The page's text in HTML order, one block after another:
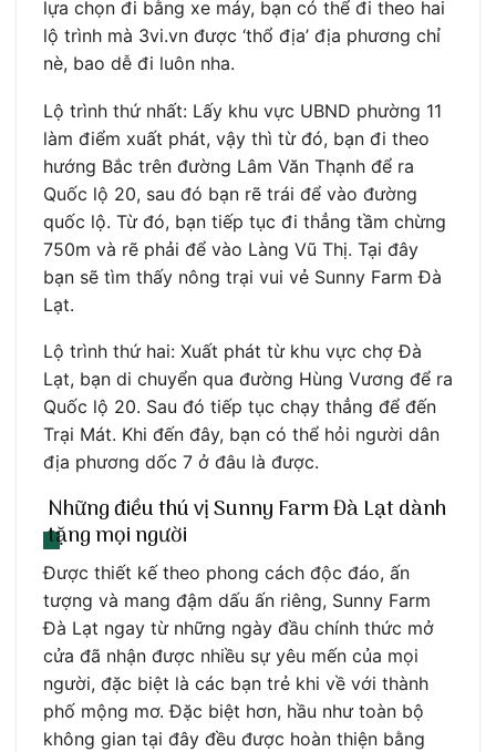
lựa chọn đi bằng xe máy, bạn có thể đi theo hai
lộ trình mà 3vi.vn được ‘thổ địa’ địa phương chỉ
nè, bao dễ đi luôn nha.
Lộ trình thứ nhất: Lấy khu vực UBND phường 11
làm điểm xuất phát, vậy thì từ đó, bạn đi theo
hướng Bắc trên đường Lâm Văn Thạnh để ra
Quốc lộ 20, sau đó bạn rẽ trái để vào đường
quốc lộ. Từ đó, bạn tiếp tục đi thẳng tầm chừng
750m và rẽ phải để vào Làng Vũ Thị. Tại đây
bạn sẽ tìm thấy nông trại vui vẻ Sunny Farm Đà
Lạt.
Lộ trình thứ hai: Xuất phát từ khu vực chợ Đà
Lạt, bạn di chuyển qua đường Hùng Vương để ra
Quốc lộ 20. Sau đó tiếp tục chạy thẳng để đến
Trại Mát. Khi đến đây, bạn có thể hỏi người dân
địa phương dốc 7 ở đâu là được.
Những điều thú vị Sunny Farm Đà Lạt dành
tặng mọi người
Được thiết kế theo phong cách độc đáo, ấn
tượng và mang đậm dấu ấn riêng, Sunny Farm
Đà Lạt ngay từ những ngày đầu chính thức mở
cửa đã nhận được nhiều sự yêu mến của mọi
người, đặc biệt là các bạn trẻ khi về với thành
phố mộng mơ. Đặc biệt hơn, hầu như toàn bộ
không gian tại đây đều được hoàn thiện bằng